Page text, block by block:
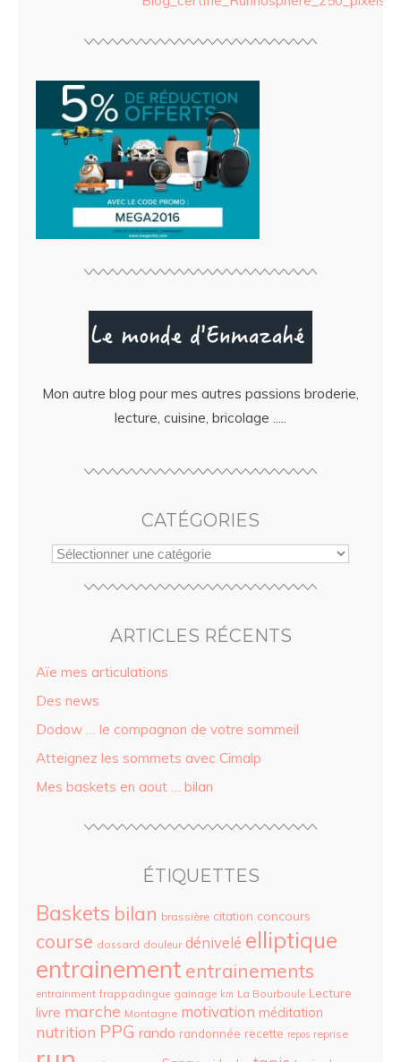
Mon autre blog pour mes autres passions broderie,
lecture, cuisine, bricolage .....
CATÉGORIES
ARTICLES RÉCENTS
Aïe mes articulations
Des news
Dodow … le compagnon de votre sommeil
Atteignez les sommets avec Cimalp
Mes baskets en aout … bilan
ÉTIQUETTES
Baskets bilan brassière citation concours
course dossard douleur dénivelé elliptique
entrainement entrainements
entrainment frappadingue gainage km La Bourboule Lecture
livre marche Montagne motivation méditation
nutrition PPG rando randonnée recette repos reprise